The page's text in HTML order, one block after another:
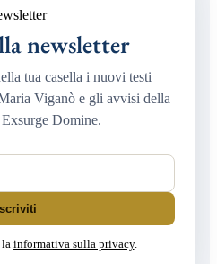
newsletter
tua casella i nuovi testi
Viganò e gli avvisi della
Domine.
Iscriviti
informativa sulla privacy.